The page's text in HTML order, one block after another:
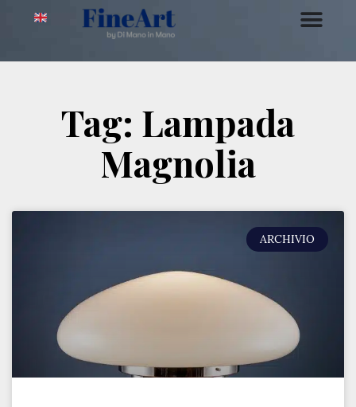
Tag: Lampada
Magnolia
ARCHIVIO